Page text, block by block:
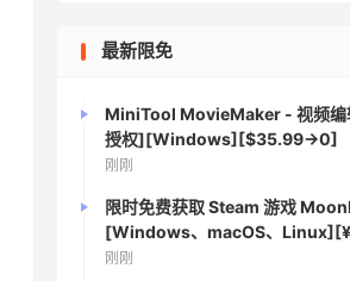
最新限免
MiniTool MovieMaker - 视频编
授权][Windows][$35.99→0]
刚刚
限时免费获取 Steam 游戏
[Windows、macOS、
刚刚